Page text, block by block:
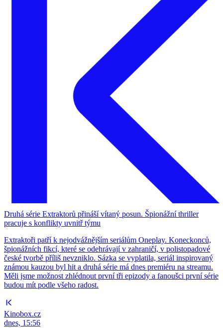
Druhá série Extraktorů přináší vítaný posun. Špionážní thriller
pracuje s konflikty uvnitř týmu
Extraktoři patří k nejodvážnějším seriálům Oneplay. Koneckonců,
špionážních fikcí, které se odehrávají v zahraničí, v polistopadové
české tvorbě příliš nevzniklo. Sázka se vyplatila, seriál inspirovaný
známou kauzou byl hit a druhá série má dnes premiéru na streamu.
Měli jsme možnost zhlédnout první tři epizody a fanoušci první série
budou mít podle všeho radost.
Kinobox.cz
dnes, 15:56